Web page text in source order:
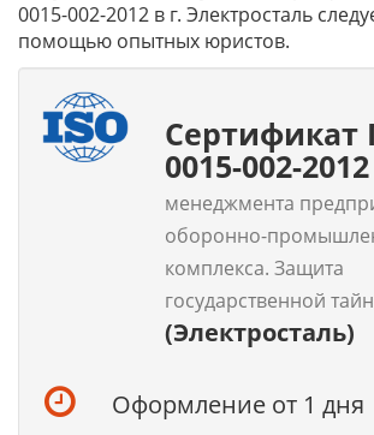
0015-002-2012 в г. Электросталь
помощью опытных юристов.
Сертификат
0015-002-2012
менеджмента
оборонно-
комплекса. Защита
государственной
(Электросталь)
Оформление от 1 дня